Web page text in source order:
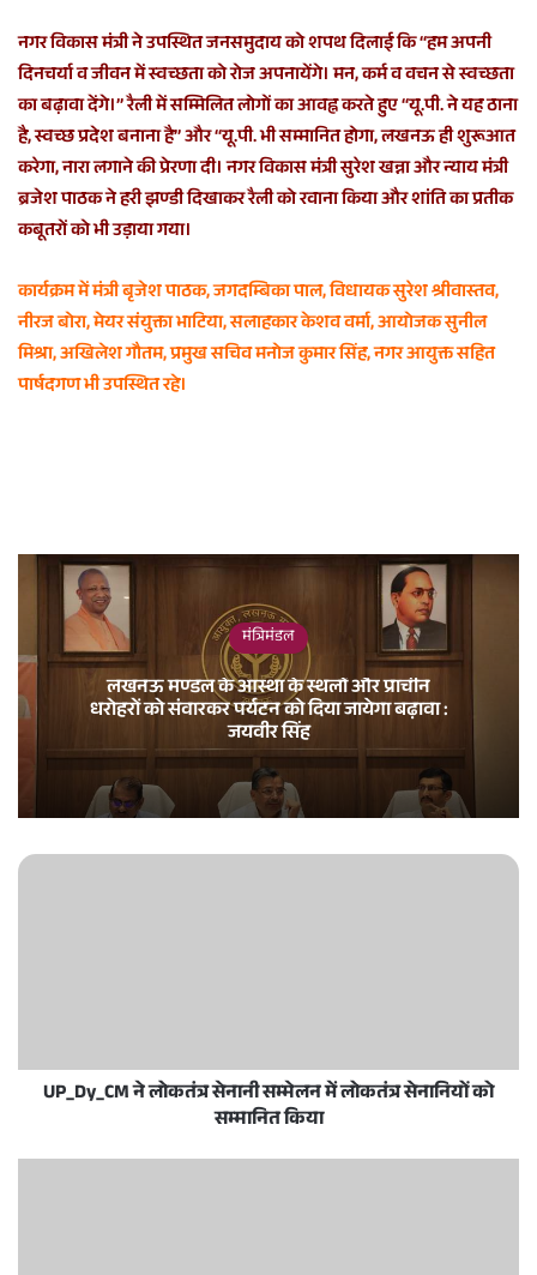
नगर विकास मंत्री ने उपस्थित जनसमुदाय को शपथ दिलाई कि ‘‘हम अपनी
दिनचर्या व जीवन में स्वच्छता को रोज अपनायेंगे। मन, कर्म व वचन से स्वच्छता
का बढ़ावा देंगे।’’ रैली में सम्मिलित लोगों का आवह्न करते हुए ‘‘यू.पी. ने यह ठाना
है, स्वच्छ प्रदेश बनाना है’’ और ‘‘यू.पी. भी सम्मानित होगा, लखनऊ ही शुरूआत
करेगा, नारा लगाने की प्रेरणा दी। नगर विकास मंत्री सुरेश खन्ना और न्याय मंत्री
ब्रजेश पाठक ने हरी झण्डी दिखाकर रैली को रवाना किया और शांति का प्रतीक
कबूतरों को भी उड़ाया गया।
कार्यक्रम में मंत्री बृजेश पाठक, जगदम्बिका पाल, विधायक सुरेश श्रीवास्तव,
नीरज बोरा, मेयर संयुक्ता भाटिया, सलाहकार केशव वर्मा, आयोजक सुनील
मिश्रा, अखिलेश गौतम, प्रमुख सचिव मनोज कुमार सिंह, नगर आयुक्त सहित
पार्षदगण भी उपस्थित रहे।
मंत्रिमंडल
लखनऊ मण्डल के आस्था के स्थलों और प्राचीन
धरोहरों को संवारकर पर्यटन को दिया जायेगा बढ़ावा :
जयवीर सिंह
UP_Dy_CM ने लोकतंत्र सेनानी सम्मेलन में लोकतंत्र सेनानियों को
सम्मानित किया